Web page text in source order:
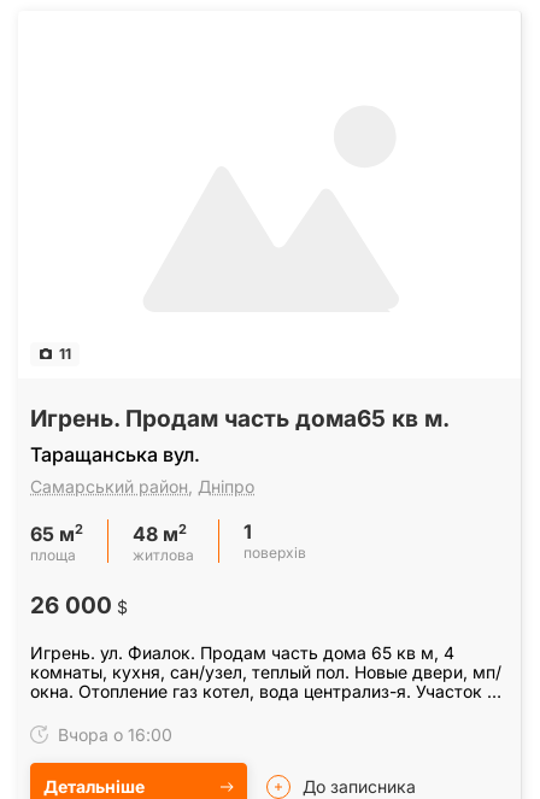
11
Игрень. Продам часть дома65 кв м.
Таращанська вул.
Самарський район Дніпро
65 м2
площа
48 м2
житлова
1
поверхів
26 000 $
Игрень. ул. Фиалок. Продам часть дома 65 кв м, 4
комнаты, кухня, сан/узел, теплый пол. Новые двери, мп/
окна. Отопление газ котел, вода централиз-я. Участок 5
Вчора о 16:00
Детальніше До записника